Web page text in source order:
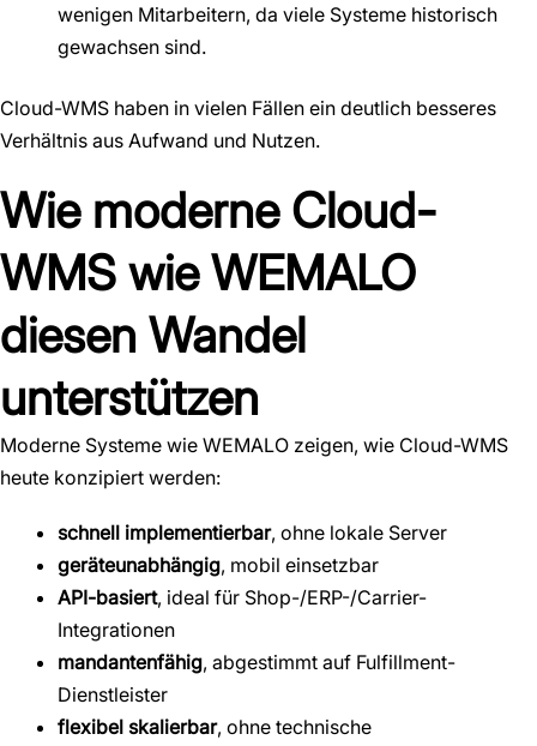
wenigen Mitarbeitern, da viele Systeme historisch
gewachsen sind.
Cloud-WMS haben in vielen Fällen ein deutlich besseres
Verhältnis aus Aufwand und Nutzen.
Wie moderne Cloud-
WMS wie WEMALO
diesen Wandel
unterstützen
Moderne Systeme wie WEMALO zeigen, wie Cloud-WMS
heute konzipiert werden:
schnell implementierbar, ohne lokale Server
geräteunabhängig, mobil einsetzbar
API-basiert, ideal für Shop-/ERP-/Carrier-
Integrationen
mandantenfähig, abgestimmt auf Fulfillment-
Dienstleister
flexibel skalierbar, ohne technische